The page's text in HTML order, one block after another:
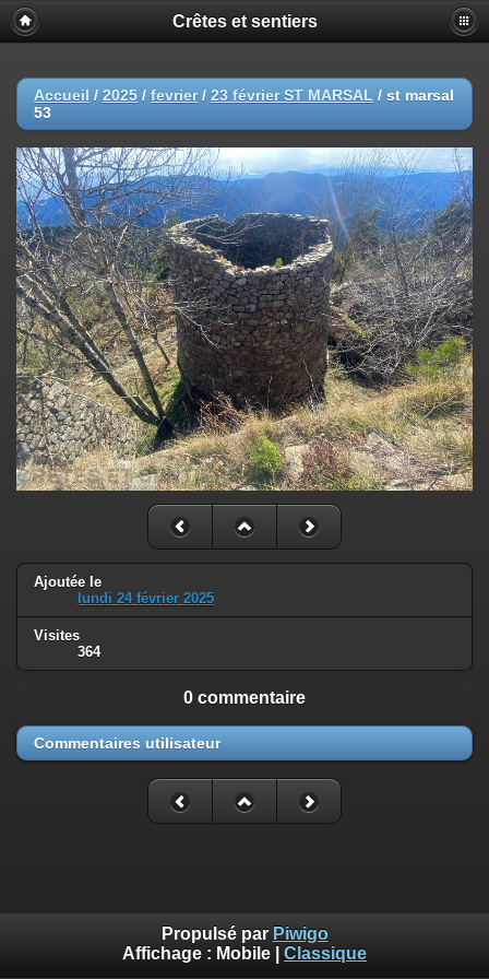
Crêtes et sentiers
Accueil / 2025 / fevrier/ 23 février ST MARSAL / st marsal
53
Ajoutée le
lundi 24 février 2025
Visites
364
0 commentaire
Commentaires utilisateur
Propulsé par Piwigo
Affichage : Mobile Classique